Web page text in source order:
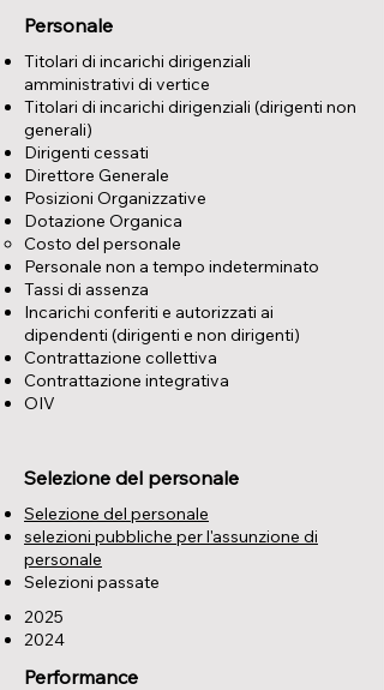
Personale
Titolari di incarichi dirigenziali
amministrativi di vertice
Titolari di incarichi dirigenziali (dirigenti non
generali)
Dirigenti cessati
Direttore Generale
Posizioni Organizzative
Dotazione Organica
Costo del personale
Personale non a tempo indeterminato
Tassi di assenza
Incarichi conferiti e autorizzati ai
dipendenti (dirigenti e non dirigenti)
Contrattazione collettiva
Contrattazione integrativa
OIV
Selezione del personale
Selezione del personale
selezioni pubbliche per l'assunzione di
personale
Selezioni passate
2025
2024
Performance